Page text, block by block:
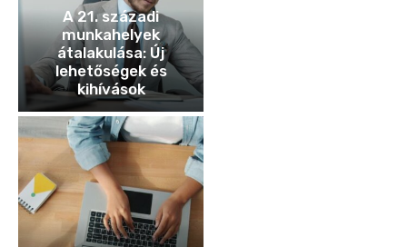
A 21. századi
munkahelyek
átalakulása: Új
lehetőségek és
kihívások